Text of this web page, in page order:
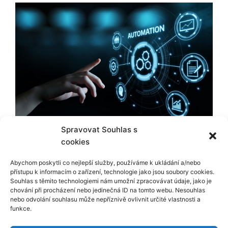
Spravovat Souhlas s
cookies
Abychom poskytli co nejlepší služby, používáme k ukládání a/nebo
přístupu k informacím o zařízení, technologie jako jsou soubory cookies.
Souhlas s těmito technologiemi nám umožní zpracovávat údaje, jako je
chování při procházení nebo jedinečná ID na tomto webu. Nesouhlas
nebo odvolání souhlasu může nepříznivě ovlivnit určité vlastnosti a
funkce.
Copyright © 2026 PolyAutomatic s.r.o.
Zpracování osobních údajů
Všeobecné obchodní a dodací podmínky pro prodej